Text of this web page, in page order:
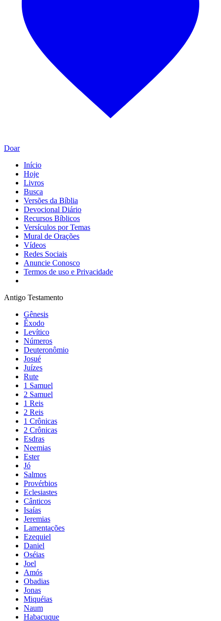
Doar
Início
Hoje
Livros
Busca
Versões da Bíblia
Devocional Diário
Recursos Bíblicos
Versículos por Temas
Mural de Orações
Vídeos
Redes Sociais
Anuncie Conosco
Termos de uso e Privacidade
Antigo Testamento
Gênesis
Êxodo
Levítico
Números
Deuteronômio
Josué
Juízes
Rute
1 Samuel
2 Samuel
1 Reis
2 Reis
1 Crônicas
2 Crônicas
Esdras
Neemias
Ester
Jó
Salmos
Provérbios
Eclesiastes
Cânticos
Isaías
Jeremias
Lamentações
Ezequiel
Daniel
Oséias
Joel
Amós
Obadias
Jonas
Miquéias
Naum
Habacuque